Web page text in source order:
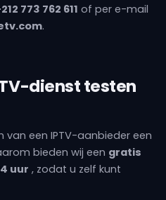
773 762 611 of per e-mail
.
dienst testen
van een IPTV-aanbieder een
bieden wij een gratis
uur , zodat u zelf kunt